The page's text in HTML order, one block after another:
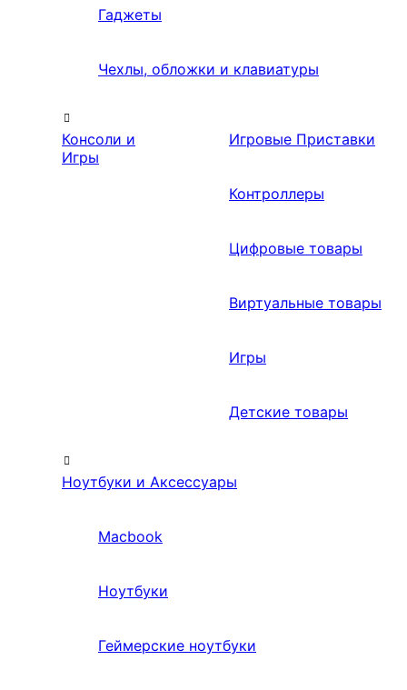
Гаджеты
Чехлы, обложки и клавиатуры
Консоли и
Игры
Игровые Приставки
Контроллеры
Цифровые товары
Виртуальные товары
Игры
Детские товары
Ноутбуки и Аксессуары
Macbook
Ноутбуки
Геймерские ноутбуки